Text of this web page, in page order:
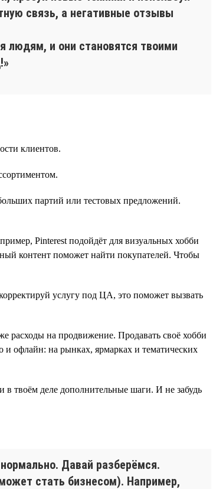
связь, а негативные отзывы
людям, и они становятся твоими
клиентов.
партий или тестовых предложений.
Pinterest подойдёт для визуальных хобби
контент поможет найти покупателей. Чтобы
услугу под ЦА, это поможет вызвать
расходы на продвижение. Продавать своё хобби
и офлайн: на рынках, ярмарках и тематических
в твоём деле дополнительные шаги. И не забудь
Давай разберёмся.
стать бизнесом). Например,